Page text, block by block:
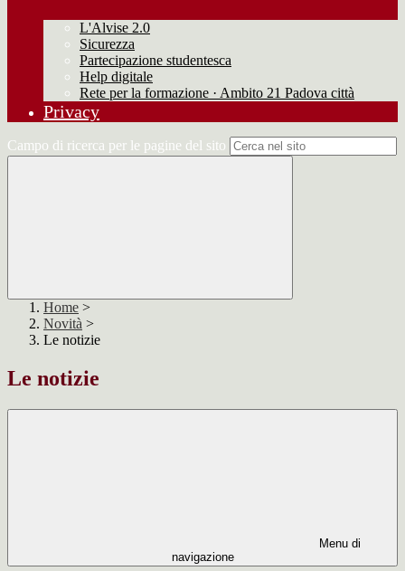
L'Alvise 2.0
Sicurezza
Partecipazione studentesca
Help digitale
Rete per la formazione · Ambito 21 Padova città
Privacy
Campo di ricerca per le pagine del sito
Home >
Novità >
Le notizie
Le notizie
Menu di
navigazione